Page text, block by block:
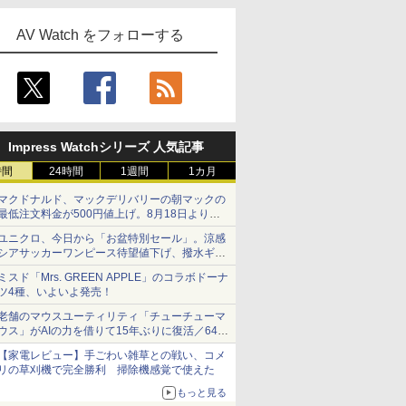
AV Watch をフォローする
Impress Watchシリーズ 人気記事
24時間 1週間 1カ月
クドナルド、マックデリバリーの朝マックの
低注文料金が500円値上げ。8月18日より
円から受付
ニクロ、今日から「お盆特別セール」。涼感
アサッカーワンピース待望値下げ、撥水ギア
ョーツは1990円に
スド「Mrs. GREEN APPLE」のコラボドーナ
4種、いよいよ発売！
舗のマウスユーティリティ「チューチューマ
ス」がAIの力を借りて15年ぶりに復活／64bit
、Windows 10/11、「Chrome」も走り回
。復活記念で2026年末まで500円
家電レビュー】手ごわい雑草との戦い、コメ
の草刈機で完全勝利 掃除機感覚で使えた
もっと見る